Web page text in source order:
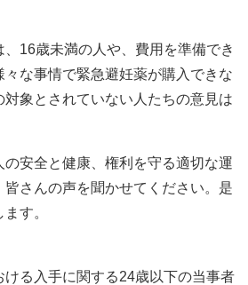
、16歳未満の人や、費用を準備でき
な事情で緊急避妊薬が購入できな
象とされていない人たちの意見は
安全と健康、権利を守る適切な運
皆さんの声を聞かせてください。是
す。
ける入手に関する24歳以下の当事者